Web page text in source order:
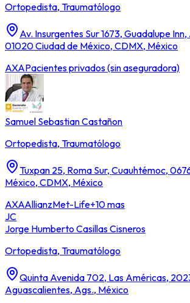
Ortopedista, Traumatólogo
Av. Insurgentes Sur 1673, Guadalupe
01020 Ciudad de México, CDMX, México
AXAPacientes privados (sin aseguradora)
Samuel Sebastian Castañon
Ortopedista, Traumatólogo
Tuxpan 25, Roma Sur, Cuauhtémoc,
México, CDMX, México
AXAAllianzMet-Life+10 mas
JC
Jorge Humberto Casillas Cisneros
Ortopedista, Traumatólogo
Quinta Avenida 702, Las Américas,
Aguascalientes, Ags., México